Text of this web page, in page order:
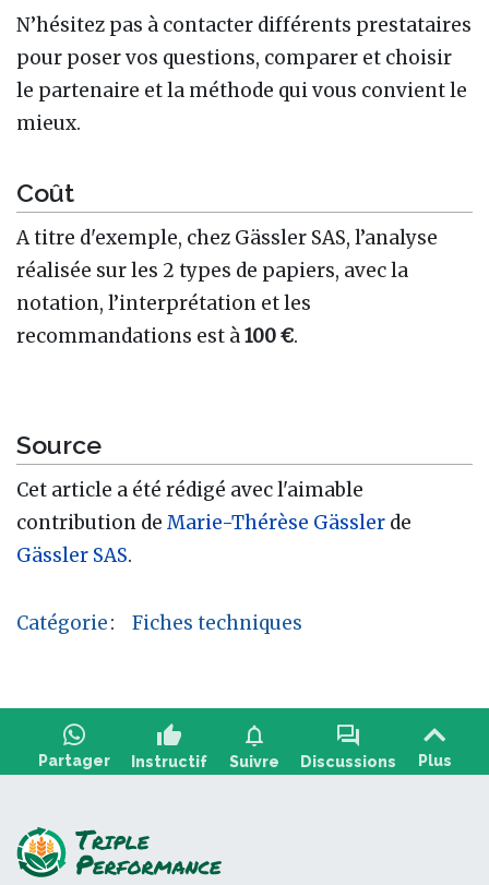
N’hésitez pas à contacter différents prestataires
pour poser vos questions, comparer et choisir
le partenaire et la méthode qui vous convient le
mieux.
Coût
A titre d'exemple, chez Gässler SAS, l’analyse
réalisée sur les 2 types de papiers, avec la
notation, l’interprétation et les
recommandations est à100 €.
Source
Cet article a été rédigé avec l'aimable
contribution de Marie-Thérèse Gässler de
Gässler SAS.
Catégorie: Fiches techniques
Partager
thumb_up
Instructif
notifications
Suivre
forum
Discussions Plus